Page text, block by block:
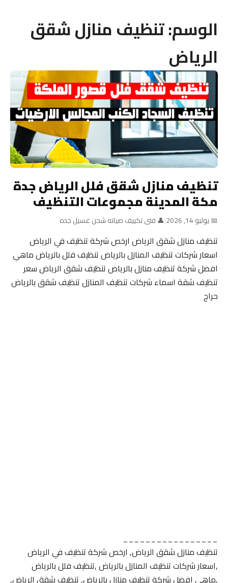
الوسم:تنظيف منازل شقق
الرياض
تنظيف منازل شقق فلل الرياض جدة
مكة المدينة مجموعات التنظيف
📅 يوليو 14, 2026 |👤 فنى تكييف صيانه شحن غسيل جده
تنظيف منازل شقق الرياض ارخص شركة تنظيف في الرياض
اسعار شركات تنظيف المنازل بالرياض تنظيف فلل بالرياض ماهي
افضل شركة تنظيف منازل بالرياض تنظيف شقق الرياض سعر
تنظيف شقة اسماء شركات تنظيف المنازل تنظيف شقق بالرياض
حراج
_________________
تنظيف منازل شقق الرياض, ارخص شركة تنظيف في الرياض
,اسعار شركات تنظيف المنازل بالرياض ,تنظيف فلل بالرياض
,ماهي افضل شركة تنظيف منازل بالرياض, تنظيف شقق الرياض,